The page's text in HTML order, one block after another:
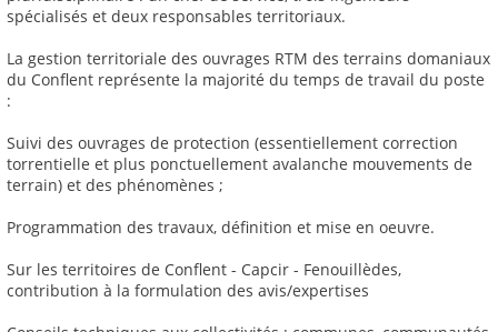
spécialisés et deux responsables territoriaux.
La gestion territoriale des ouvrages RTM des terrains domaniaux
du Conflent représente la majorité du temps de travail du poste
:
Suivi des ouvrages de protection (essentiellement correction
torrentielle et plus ponctuellement avalanche mouvements de
terrain) et des phénomènes ;
Programmation des travaux, définition et mise en oeuvre.
Sur les territoires de Conflent - Capcir - Fenouillèdes,
contribution à la formulation des avis/expertises